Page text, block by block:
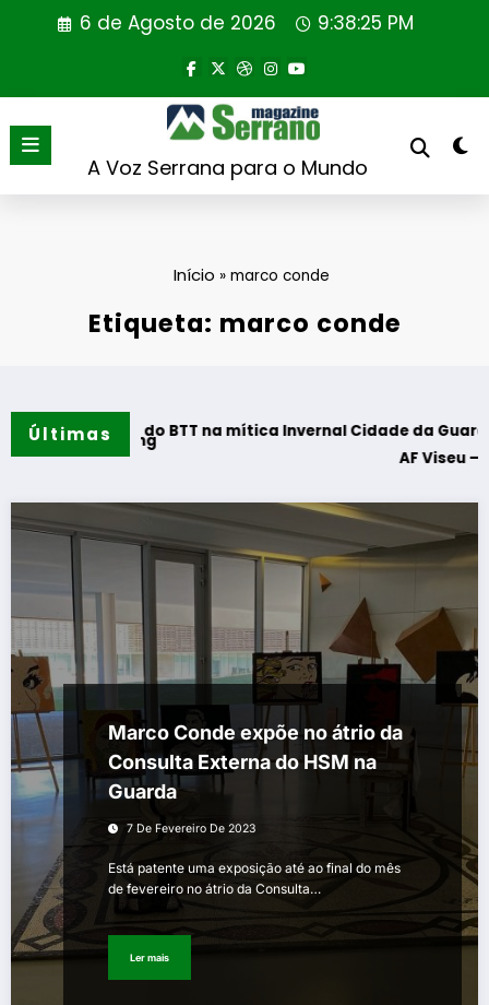
6 de Agosto de 2026 9:38:26 PM
A Voz Serrana para o Mundo
Início »marco conde
Etiqueta: marco conde
Últimas
rewildingdo BTT na mítica Invernal Cidade da Guarda
AF Viseu –
Marco Conde expõe no átrio da
Consulta Externa do HSM na
Guarda
7 De Fevereiro De 2023
Está patente uma exposição até ao final do mês
de fevereiro no átrio da Consulta…
Ler mais